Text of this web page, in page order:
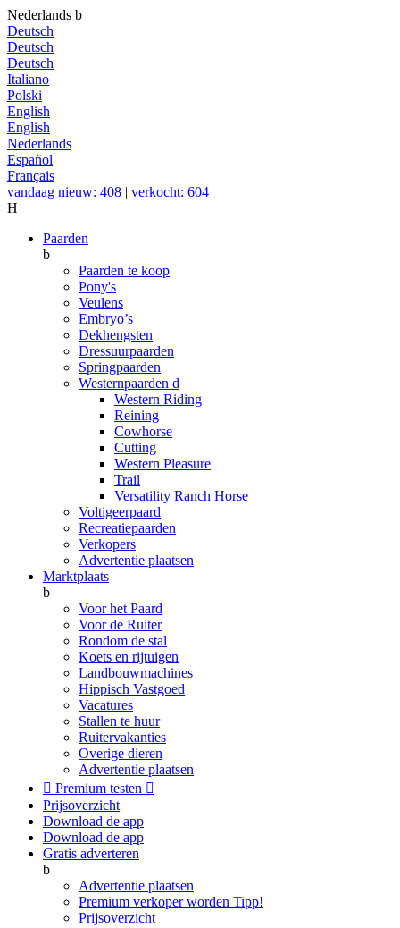
Nederlands b
Deutsch
Deutsch
Deutsch
Italiano
Polski
English
English
Nederlands
Español
Français
vandaag nieuw: 408 | verkocht: 604
H
Paarden
b
Paarden te koop
Pony's
Veulens
Embryo’s
Dekhengsten
Dressuurpaarden
Springpaarden
Westernpaarden d
Western Riding
Reining
Cowhorse
Cutting
Western Pleasure
Trail
Versatility Ranch Horse
Voltigeerpaard
Recreatiepaarden
Verkopers
Advertentie plaatsen
Marktplaats
b
Voor het Paard
Voor de Ruiter
Rondom de stal
Koets en rijtuigen
Landbouwmachines
Hippisch Vastgoed
Vacatures
Stallen te huur
Ruitervakanties
Overige dieren
Advertentie plaatsen
 Premium testen 
Prijsoverzicht
Download de app
Download de app
Gratis adverteren
b
Advertentie plaatsen
Premium verkoper worden Tipp!
Prijsoverzicht